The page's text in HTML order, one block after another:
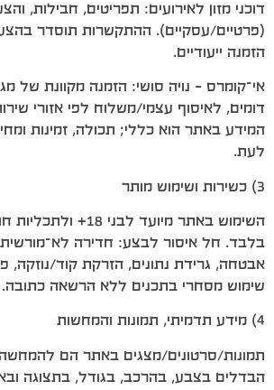
דוכני מזון לאירועים: תפריטים, חבילות,
(פרטיים/עסקיים). ההתקשרות תוסדר
הזמנה ייעודיים.
אי־קומרס – נויה סושי: הזמנה מקוונת של
דומים, לאיסוף עצמי/משלוח לפי אזורי
המידע באתר הוא כללי; תכולה, זמינות
לעת.
3) כשירות ושימוש מותר
השימוש באתר מיועד לבני
בלבד. חל איסור לבצע: חדירה
אבטחה, גרידת נתונים, הזרקת קוד/נוזקה,
שימוש מסחרי בתכנים ללא הרשאה כתובה.
4) מידע תדמיתי, תמונות והמחשות
תמונות/סרטונים/מצגים באתר הם להמחשה
הבדלים בצבע, בהרכב, בגודל, בתצוגה